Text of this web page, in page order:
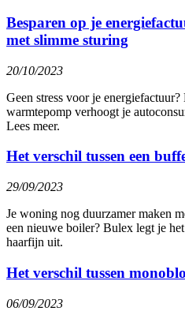
Besparen op je
met slimme sturing
20/10/2023
Geen stress voor je
warmtepomp verhoogt je
Lees meer.
Het verschil tussen een
29/09/2023
Je woning nog duurzamer maken
een nieuwe boiler? Bulex legt je
haarfijn uit.
Het verschil tussen
06/09/2023